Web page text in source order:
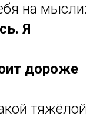
на мысли:
Я
дороже
тяжёлой